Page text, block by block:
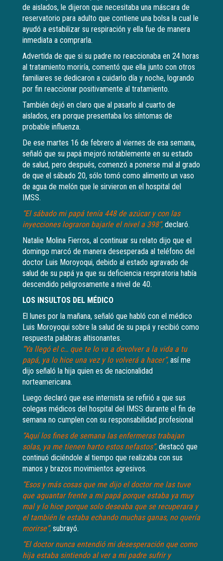
de aislados, le dijeron que necesitaba una máscara de
reservatorio para adulto que contiene una bolsa la cual le
ayudó a estabilizar su respiración y ella fue de manera
inmediata a comprarla.
Advertida de que si su padre no reaccionaba en 24 horas
al tratamiento moriría, comentó que ella junto con otros
familiares se dedicaron a cuidarlo día y noche, logrando
por fin reaccionar positivamente al tratamiento.
También dejó en claro que al pasarlo al cuarto de
aislados, era porque presentaba los síntomas de
probable influenza.
De ese martes 16 de febrero al viernes de esa semana,
señaló que su papá mejoró notablemente en su estado
de salud, pero después, comenzó a ponerse mal al grado
de que el sábado 20, sólo tomó como alimento un vaso
de agua de melón que le sirvieron en el hospital del
IMSS.
“El sábado mi papá tenía 448 de azúcar y con las
inyecciones lograron bajarle el nivel a 398”, declaró.
Natalie Molina Fierros, al continuar su relato dijo que el
domingo marcó de manera desesperada al teléfono del
doctor Luis Moroyoqui, debido al estado agravado de
salud de su papá ya que su deficiencia respiratoria había
descendido peligrosamente a nivel de 40.
LOS INSULTOS DEL MÉDICO
El lunes por la mañana, señaló que habló con el médico
Luis Moroyoqui sobre la salud de su papá y recibió como
respuesta palabras altisonantes.
“Ya llegó el c… que te lo va a devolver a la vida a tu
papá, ya lo hice una vez y lo volverá a hacer”, así me
dijo señaló la hija quien es de nacionalidad
norteamericana.
Luego declaró que ese internista se refirió a que sus
colegas médicos del hospital del IMSS durante el fin de
semana no cumplen con su responsabilidad profesional
“Aquí los fines de semana las enfermeras trabajan
solas, ya me tienen harto estos nefastos”, destacó que
continuó diciéndole al tiempo que realizaba con sus
manos y brazos movimientos agresivos.
“Esos y más cosas que me dijo el doctor me las tuve
que aguantar frente a mi papá porque estaba ya muy
mal y lo hice porque solo deseaba que se recuperara y
el también le estaba echando muchas ganas, no quería
morirse”, subrayó.
“El doctor nunca entendió mi desesperación que como
hija estaba sintiendo al ver a mi padre sufrir y